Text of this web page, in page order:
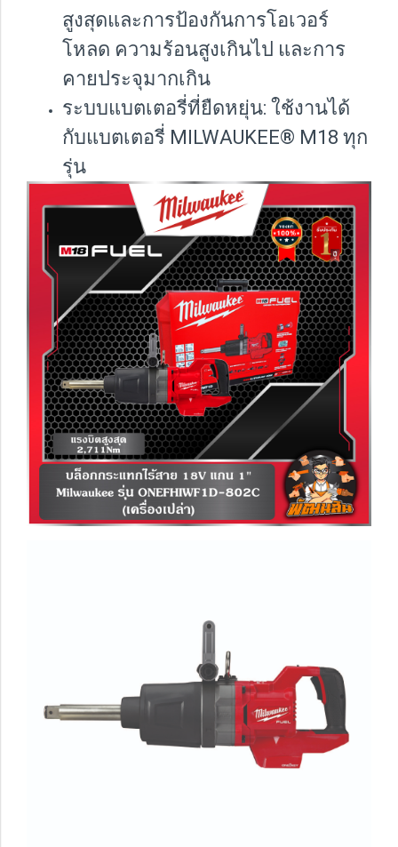
สูงสุดและการป้องกันการโอเวอร์
โหลด ความร้อนสูงเกินไป และการ
คายประจุมากเกิน
ระบบแบตเตอรี่ที่ยืดหยุ่น: ใช้งานได้
กับแบตเตอรี่ MILWAUKEE® M18 ทุก
รุ่น